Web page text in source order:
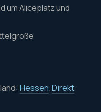
um Aliceplatz und
Hessen.Direkt